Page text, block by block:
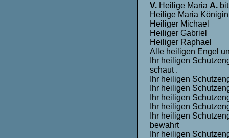
V. Heilige Maria A.
Heilige Maria
Heiliger Michael
Heiliger Gabriel
Heiliger Raphael
Alle heiligen Engel
Ihr heiligen
schaut .
Ihr heiligen
Ihr heiligen
Ihr heiligen
Ihr heiligen
Ihr heiligen
bewahrt
Ihr heiligen